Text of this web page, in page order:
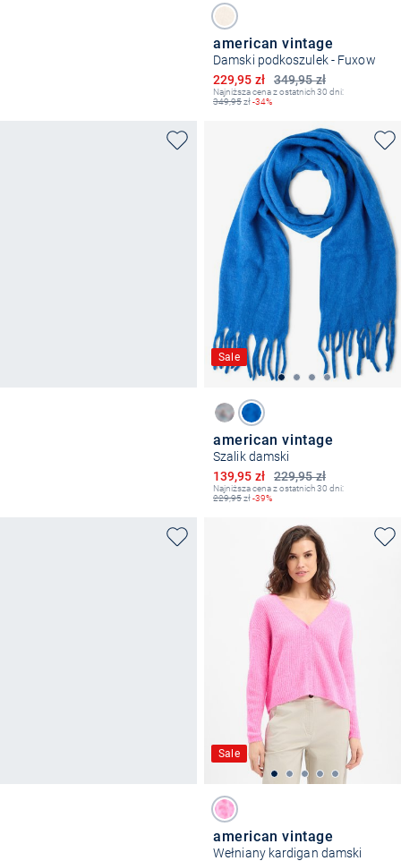
american vintage
Damski podkoszulek - Fuxow
349,95 zł
Obniżona cena
229,95 zł
Najniższa cena z ostatnich 30 dni:
349,95zł-34%
Sale
american vintage
Szalik damski
229,95 zł
Obniżona cena
139,95 zł
Najniższa cena z ostatnich 30 dni:
229,95zł-39%
Sale
american vintage
Wełniany kardigan damski